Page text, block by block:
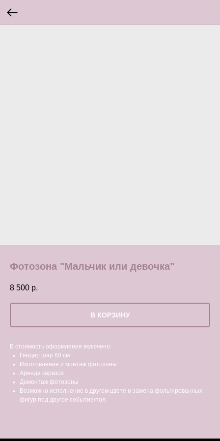
Фотозона "Мальчик или девочка"
8 500 р.
В КОРЗИНУ
В стоимость оформления включено:
Гендер шар 60 см
Изготовление и монтаж фотозоны
Аренда каркаса
Демонтаж фотозоны
Возможно исполнение в другом цвете и замена фольгированных
фигур под другое событие/пол.